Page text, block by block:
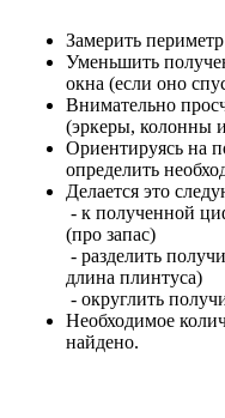
Замерить
Уменьшить
окна (если оно
Внимательно
(эркеры, колонны
Ориентируясь на
определить
Делается это
- к полученной
(про запас)
- разделить
длина плинтуса)
- округлить
Необходимое
найдено.